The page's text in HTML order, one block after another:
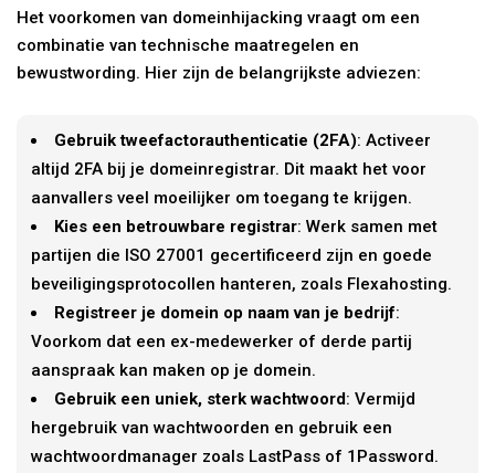
Het voorkomen van domeinhijacking vraagt om een
combinatie van technische maatregelen en
bewustwording. Hier zijn de belangrijkste adviezen:
Gebruik tweefactorauthenticatie (2FA): Activeer
altijd 2FA bij je domeinregistrar. Dit maakt het voor
aanvallers veel moeilijker om toegang te krijgen.
Kies een betrouwbare registrar: Werk samen met
partijen die ISO 27001 gecertificeerd zijn en goede
beveiligingsprotocollen hanteren, zoals Flexahosting.
Registreer je domein op naam van je bedrijf:
Voorkom dat een ex-medewerker of derde partij
aanspraak kan maken op je domein.
Gebruik een uniek, sterk wachtwoord: Vermijd
hergebruik van wachtwoorden en gebruik een
wachtwoordmanager zoals LastPass of 1Password.